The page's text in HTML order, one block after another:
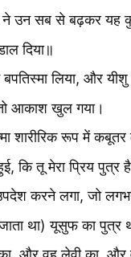
ने उन सब से बढ़कर यह
दिया॥
लिया, और यीशु
तो आकाश खुल गया।
शारीरिक रूप में कबूतर
कि तू मेरा प्रिय
करने लगा, जो
था) यूसुफ का पुत्र